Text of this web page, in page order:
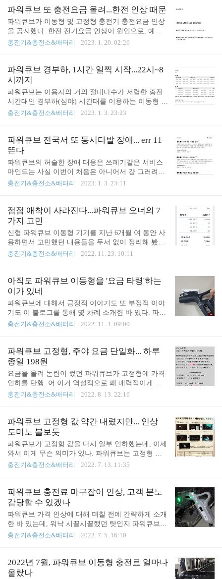
예정이다. Meritocrat @ it's electric
지 말라고 되어 있다" 고 주장. 엥? 이게 무슨 소리지?
말도 안되는 소리인데 뭔가 싶어 좀 찾아봤다. . . 1.
이트론55 공식 매뉴얼을 보니, 휴대용 충전기는 (전
승객이 타는 실내에 대충 보관하지 말라고 안내하고
2. 그래서 이트론GT 매뉴얼을 다시 되짚어 읽어보니,
전용 휴대용 가방에 넣지 않고 탑승객이 타는 실내나
전면 프렁크에 (대충) 넣는..
파워큐브 또 충전요금 올려...한전 인상 때문
파워큐브가 이동형 및 고정형 충전기 충전요금 인상
을 공지했다. 한전 전기요금 인상이 원인으로, 예상
된 일이긴 했지만 2월부터 적잖은 충격이 있을 듯 싶
같다. 인상속도가 너무 가파르다. 하지만 여전히 경
부하를 잘 이용할 경우 기본료를 내더라도 가장 싼
건 사실이니 더이상 인상이 없길 바랄 뿐이다. Merito
crat @ it's electric
충전기&충전소&배터리 2023. 1. 20. 02:26
파워큐브 경부하, 1시간 일찍 시작...22시~8
시까지
파워큐브는 이용자의 거의 절대다수가 저렴한 충전
시간대인 경부하(심야) 시간대를 이용하는 이동형 충
전 서비스인데, 한전 정책 변경 때문인지, 1월 1일부
가 당겨졌다. 오너마다 사정이 다르고 이용 패턴이
다양하지만 주로 주간 시간 출퇴근을 하는 전기차 오
너들에겐 일반적인 귀가 시간 등을 감안하면 희소식
이 되지 않을까 생각해 본다. 나머지 시간대도 전반
적으로 한시간씩 조정됐는데 경부하 시간대만 잘 기
억하고 있어도 파워큐브는 실익을 극대화 할 수 있으
t @ it's electric
충전기&충전소&배터리 2023. 1. 3. 23:23
파워큐브 전국서 또 동시다발 장애... err 11
뜬다
파워큐브의 허술한 장애 대응은 쓰레기같은 서비스
마인드는 사실 이번이 처음은 아니어서 걍 그러려니
하지만, 사실 매일 급히 꾸준히 경부하시간대에 밤새
유저를 농락하는 에러라니... 전국적으로 통신 장애
로 Err 11코드를 뿜고 난리가 난 모양이다. 난 오늘밤
엔 충전을 하지 않아 고민할 까닭이 없어 다행이지만
역시 배터리 잔량은 틈날때마다 완충하고 늘 시나브
로 여유를 가지고 유지해야 불가항력 사고에 발을 동
동 굴리지 않는 다는 것을 다시 깨닫게 해 주는.... 전
1. 오늘 또 파워큐브가 파워큐브했다. 2. 싼맛에 주차
까지... 오너들 필수품이지만, 3..
충전기&충전소&배터리 2023. 1. 3. 23:11
점점 애착이 사라진다...파워큐브 오너의 7
가지 고민
신형 파워큐브 이동형 기기를 지난 6개월 여 동안 사
용하면서 고민했던 내용들을 두서 없이 정리해 봤다.
파워큐브 이동형 충전기는 주차를 하면서 합법적으
이 많긴 하지만 여전히 충전 단가는 거의 원가 수준
이라는 점도 매력적이고. 심지어 특정 카드할인 서비
스를 받으면 기본요금은 거의 없다고 보면 된다. 기
기값이 비싼 것이 흠. 여기까진 일반적인 생각들인
데, . . 최근 들어서는 파워큐브를 굳이 꾸역꾸역 사용
해야 하나... 라는 생각이 요즘 많이 든다. 암튼 좀 다
불만을 말해 볼 까 한다. 1. 파워큐브가 3kW에 가까
운 속도를 보장해 주지 않는다. 거의 표시 스펙..
충전기&충전소&배터리 2022. 11. 23. 10:11
아직도 파워큐브 이동형을 '요금 타령'하는
이가 있네
파워큐브에 대해서 긍정적 이야기도 또 부정적 이야
기도 이 블로그를 통해 몇 차례 소개한 바 있다. 파워
큐브가 그 동안 여간 삽질하는 기업이 아닌 터라, 맞
부분이 많은 것 같다. 파워큐브 이동형의 표면적 사
용 이유는 당연히 충전 단가다. 기본료가 많이 올랐
고 부담도 되지만, 충전단가가 워낙 저렴하기 때문에
경부하 기준으로 보면 아마 국내 최저 수준이다. 여
기에 카드 할인제도까지 엮으면 비용이 크게 떨어진
다. 하지만 단순하 값만으로 그 가치와 편의성을 평
차와 충전을 동시에 해결할 수 있다는 대체불가능한
장점이 있다. 즉, 적당한 자리에 주차하고 코드를 꽃
아 두..
충전기&충전소&배터리 2022. 11. 1. 09:00
파워큐브 고정형, 주야 요금 단일화... 하루
종일 198원
요금을 올려 논란이 컸던 파워큐브가 고정형에 가격
인하를 단행. 어 이거 역설적으로 꽤 매력적이게 됐
네. 낮에 수시로 충전해야하는 사람에게 상당히 어필
수요만 몰렸을테니 수익성 보전 차원에서 낮시간 마
진을 최대한 줄인 듯 싶다. 아쉽지만 이동형은 가격
변동이 없네... 안녕하세요 ! 파워큐브코리아 고객센
터입니다. 7월 15일 완속충전기 이용요금을 이미 인
하한 바 있었으나, 파워큐브코리아를 아껴주시는 고
객님들의 사랑에 보답하고자 완속충전기 요금제 일
제의 적용은 아래와 같이 8월 16일 부터입니다. -----
아래 ----- 적용일시 : 2022년 08월 16..
충전기&충전소&배터리 2022. 8. 13. 22:16
파워큐브 고정형 값 약간 내렸지만... 인상
도미노 불보듯
파워큐브가 고정형 값을 다시 일부 인하했는데, 이제
와서 이게 무슨 의미가 있나. 파워큐브는 고정형 완
속이 7Kw인데, 주간에 충전하는 분들이 얼마나 될
는 충전 요금제는 이용자들을 엄청 화가 나게 만들었
을 듯. 지난 7월 1일 요금제변경을 하고 저희 파워큐
브코리아에 대한 많은 고객님들의 우려 섞인 이야기
를 들었습니다 모두 저희를 위한 이야기라 생각하고
하나하나 상세히 보며 많은 것을 느꼈습니다 고객님
들의 목소리에 경청하고 최근 물가상승률 폭등과 인
이겨내는 활동에 동참하는 마음으로 주간 요금을 변
경하기로 하였습니다 -------------------..
충전기&충전소&배터리 2022. 7. 13. 11:35
파워큐브 충전료 마구잡이 인상, 고객 분노
감당할 수 있겠나
파워큐브 가격 인상에 대해 며칠 전에 간략하게 소개
한 바 있는데, 워낙 시끌시끌했던 탓인지 파워큐브
측에서 어제(4일) 추가 공지가 올라왔다. 나는 파워
업을 영위할 수 있을 정도로 인상은 결국 불가피하다
고 생각하고 있다. 사실 대한민국에서 전기 재판매로
충전기&충전소&배터리 2022. 7. 5. 16:10
2022년 7월, 파워큐브 이동형 충전료 얼마나
올랐나